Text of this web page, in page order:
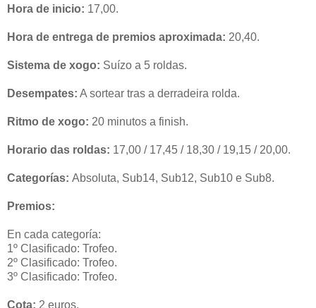
Hora de inicio: 17,00.
Hora de entrega de premios aproximada: 20,40.
Sistema de xogo: Suízo a 5 roldas.
Desempates: A sortear tras a derradeira rolda.
Ritmo de xogo: 20 minutos a finish.
Horario das roldas: 17,00 / 17,45 / 18,30 / 19,15 / 20,00.
Categorías: Absoluta, Sub14, Sub12, Sub10 e Sub8.
Premios:
En cada categoría:
1º Clasificado: Trofeo.
2º Clasificado: Trofeo.
3º Clasificado: Trofeo.
Cota: 2 euros.